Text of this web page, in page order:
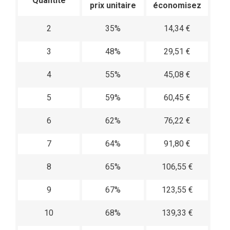
prix unitaire économisez
2 35% 14,34 €
3 48% 29,51 €
4 55% 45,08 €
5 59% 60,45 €
6 62% 76,22 €
7 64% 91,80 €
8 65% 106,55 €
9 67% 123,55 €
10 68% 139,33 €